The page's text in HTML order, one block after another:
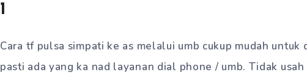
1
Cara tf pulsa simpati ke as melalui umb cukup mudah untuk
pasti ada yang ka nad layanan dial phone / umb. Tidak